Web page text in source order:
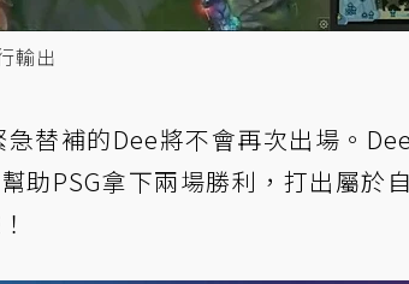
輸出
替補的Dee將不會再次出場。
助PSG拿下兩場勝利，打出屬於